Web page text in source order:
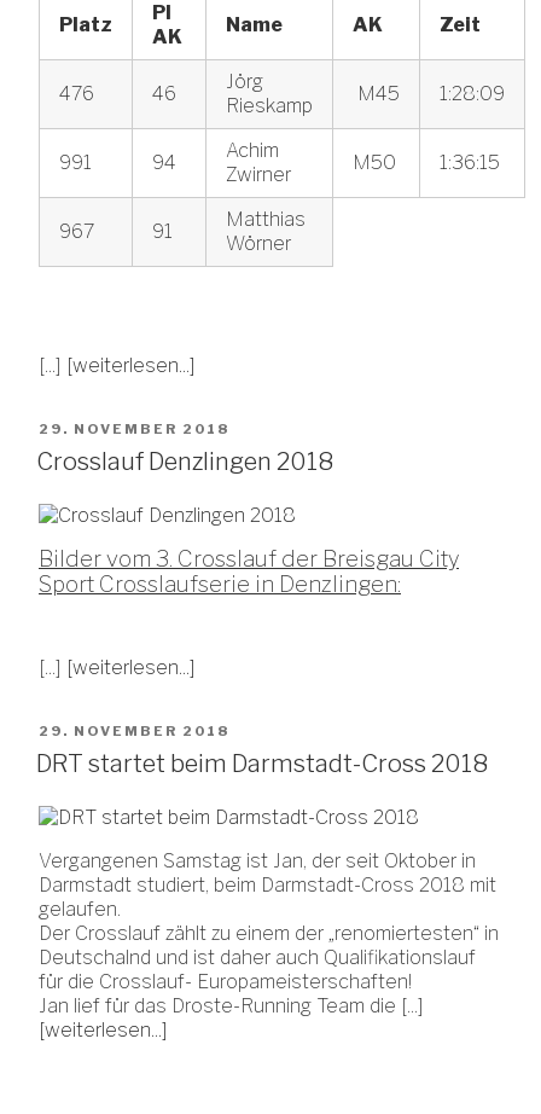
Platz
Pl
AK
Name AK Zeit
476 46
Jörg
Rieskamp
M45 1:28:09
991 94
Achim
Zwirner
M50 1:36:15
967 91
Matthias
Wörner
[...] [weiterlesen...]
VERÖFFENTLICHT
AM
29. NOVEMBER 2018
Crosslauf Denzlingen 2018
Bilder vom 3. Crosslauf der Breisgau City
Sport Crosslaufserie in Denzlingen:
[...] [weiterlesen...]
VERÖFFENTLICHT
AM
29. NOVEMBER 2018
DRT startet beim Darmstadt-Cross 2018
Vergangenen Samstag ist Jan, der seit Oktober in
Darmstadt studiert, beim Darmstadt-Cross 2018 mit
gelaufen.
Der Crosslauf zählt zu einem der „renomiertesten“ in
Deutschalnd und ist daher auch Qualifikationslauf
für die Crosslauf- Europameisterschaften!
Jan lief für das Droste-Running Team die [...]
[weiterlesen...]